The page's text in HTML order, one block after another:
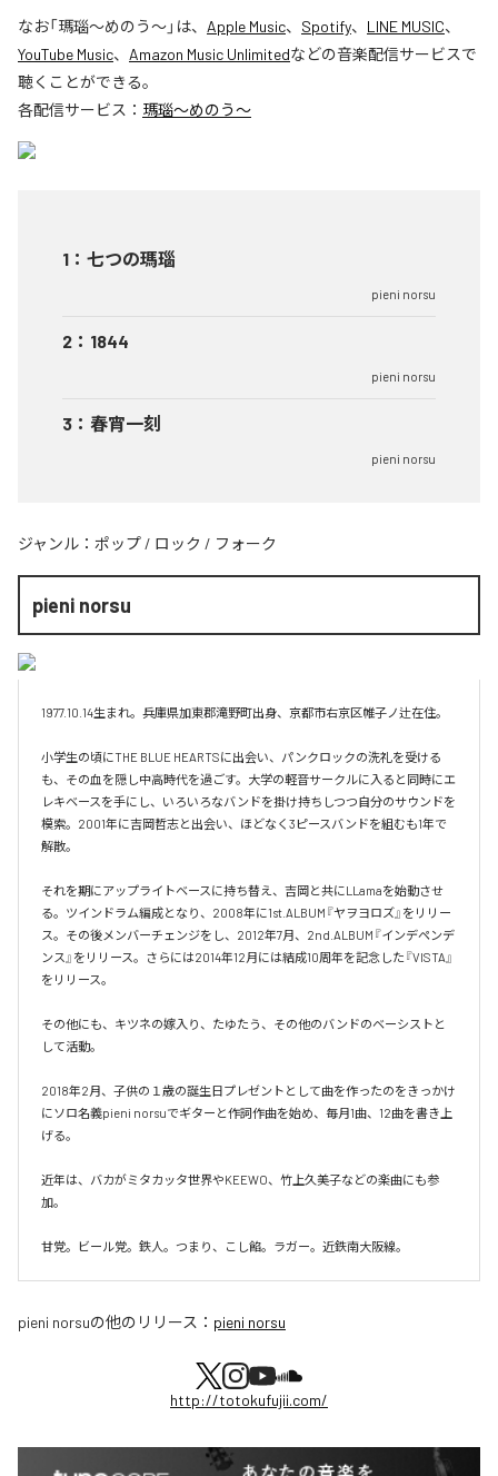
なお「瑪瑙～めのう～」は、 Apple Music、 Spotify、 LINE MUSIC、
YouTube Music、 Amazon Music Unlimitedなどの音楽配信サービスで
聴くことができる。
各配信サービス： 瑪瑙～めのう～
1 ： 七つの瑪瑙
pieni norsu
2 ： 1844
pieni norsu
3 ： 春宵一刻
pieni norsu
ジャンル： ポップ / ロック / フォーク
pieni norsu
1977.10.14生まれ。兵庫県加東郡滝野町出身、京都市右京区帷子ノ辻在住。
小学生の頃にTHE BLUE HEARTSに出会い、パンクロックの洗礼を受ける
も、その血を隠し中高時代を過ごす。大学の軽音サークルに入ると同時にエ
レキベースを手にし、いろいろなバンドを掛け持ちしつつ自分のサウンドを
模索。2001年に吉岡哲志と出会い、ほどなく3ピースバンドを組むも1年で
解散。
それを期にアップライトベースに持ち替え、吉岡と共にLLamaを始動させ
る。ツインドラム編成となり、2008年に1st.ALBUM『ヤヲヨロズ』をリリー
ス。その後メンバーチェンジをし、2012年7月、2nd.ALBUM『インデペンデ
ンス』をリリース。さらには2014年12月には結成10周年を記念した『VISTA』
をリリース。
その他にも、キツネの嫁入り、たゆたう、その他のバンドのベーシストと
して活動。
2018年2月、子供の１歳の誕生日プレゼントとして曲を作ったのをきっかけ
にソロ名義pieni norsuでギターと作詞作曲を始め、毎月1曲、12曲を書き上
げる。
近年は、バカがミタカッタ世界やKEEWO、竹上久美子などの楽曲にも参
加。
甘党。ビール党。鉄人。つまり、こし餡。ラガー。近鉄南大阪線。
pieni norsuの他のリリース： pieni norsu
http://totokufujii.com/